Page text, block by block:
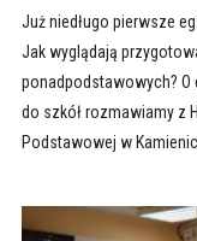
Już niedługo pierwsze
Jak wyglądają
ponadpodstawowych? O
do szkół rozmawiamy z
Podstawowej w